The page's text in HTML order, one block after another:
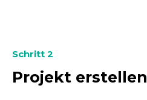
Schritt 2
Projekt erstellen